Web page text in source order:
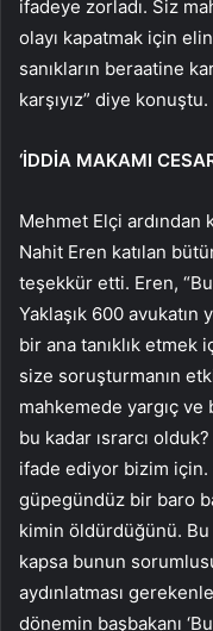
ifadeye zorladı. Siz
olayı kapatmak için
sanıkların beraatine
karşıyız” diye konuştu.
‘İDDİA MAKAMI
Mehmet Elçi ardından
Nahit Eren katılan
teşekkür etti. Eren,
Yaklaşık 600
bir ana tanıklık etmek
size soruşturmanın
mahkemede yargıç
bu kadar ısrarcı
ifade ediyor bizim için.
güpegündüz bir baro
kimin öldürdüğünü. Bu
kapsa bunun
aydınlatması
dönemin başbakanı